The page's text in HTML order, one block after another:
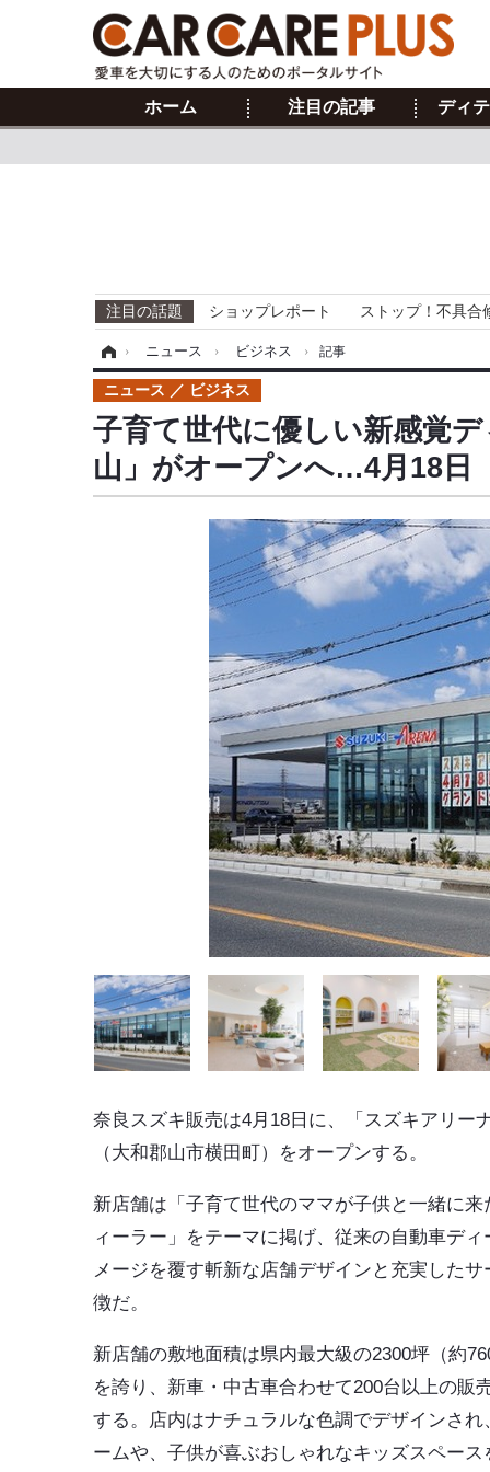
ホーム 注目の記事 ディ
注目の話題 ショップレポート ストップ！不具合
› ニュース › ビジネス › 記事
子育て世代に優しい新感覚
山」がオープンへ…4月18日
ニュース ビジネス
奈良スズキ販売は4月18日に、「スズキアリー
（大和郡山市横田町）をオープンする。
新店舗は「子育て世代のママが子供と一緒に来
ィーラー」をテーマに掲げ、従来の自動車ディ
メージを覆す斬新な店舗デザインと充実したサ
徴だ。
新店舗の敷地面積は県内最大級の2300坪（約
を誇り、新車・中古車合わせて200台以上の販
する。店内はナチュラルな色調でデザインさ
ームや、子供が喜ぶおしゃれなキッズスペー